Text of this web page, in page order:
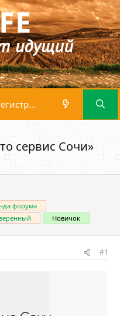
Регистрация
сервис Сочи»
форума
Новичок
#1